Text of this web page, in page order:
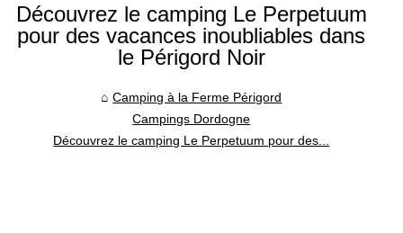
Découvrez le camping Le Perpetuum
pour des vacances inoubliables dans
le Périgord Noir
Camping à la Ferme Périgord
Campings Dordogne
Découvrez le camping Le Perpetuum pour des...